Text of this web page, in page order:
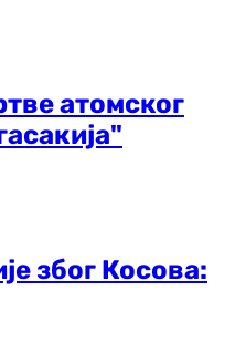
атомског
због Косова: